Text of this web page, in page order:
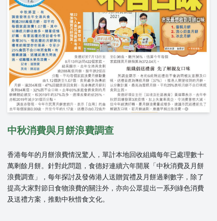
中秋消費與月餅浪費調查
香港每年的月餅浪費情況驚人，單計本地回收組織每年已處理數十
萬剩餘月餅。針對此問題，食德好連續六年開展「中秋消費及月餅
浪費調查」，每年探討及發佈港人送贈賀禮及月餅過剩數字，除了
提高大家對節日食物浪費的關注外，亦向公眾提出一系列綠色消費
及送禮方案，推動中秋惜食文化。